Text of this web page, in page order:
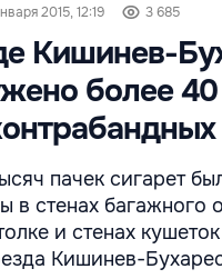
2015, 12:19 3 685
Кишинев-
более
пачек сигарет
в стенах багажного
и стенах
Кишинев-